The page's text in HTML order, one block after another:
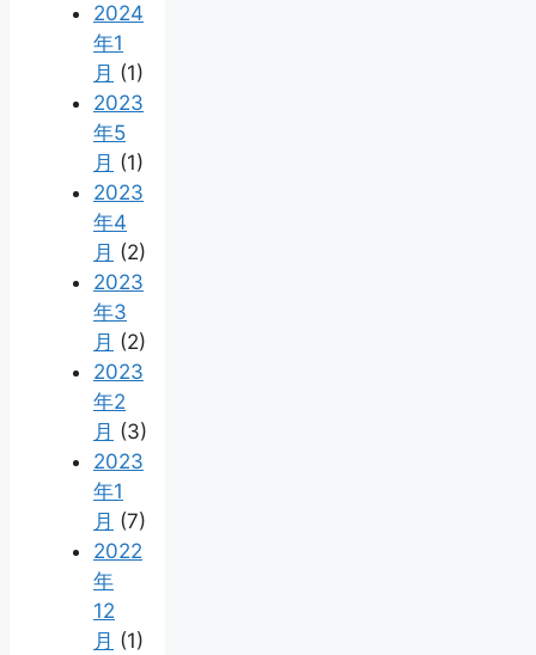
2024
年1
月 (1)
2023
年5
月 (1)
2023
年4
月 (2)
2023
年3
月 (2)
2023
年2
月 (3)
2023
年1
月 (7)
2022
年
12
月 (1)